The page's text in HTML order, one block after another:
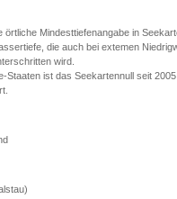
örtliche Mindesttiefenangabe in
die auch bei extemen
wird.
Staaten ist das Seekartennull seit